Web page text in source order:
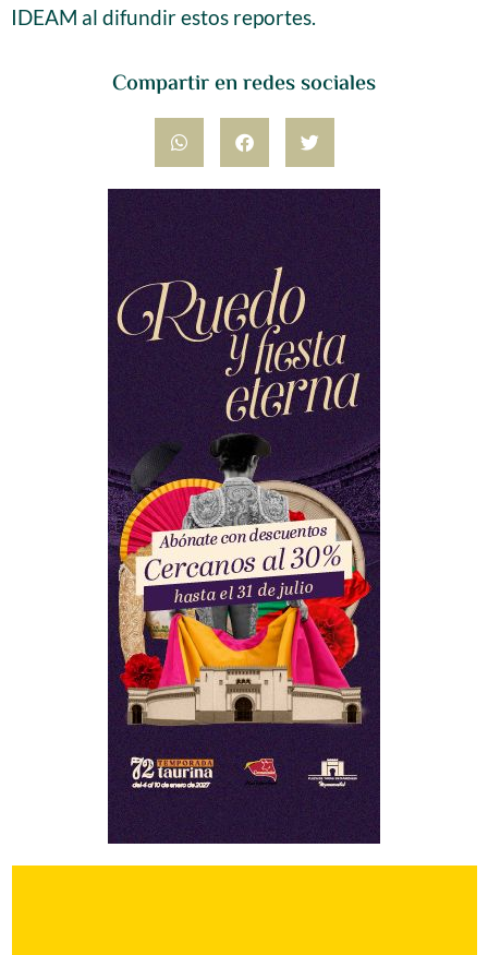
Compartir en redes sociales
IDEAM al difundir estos reportes.